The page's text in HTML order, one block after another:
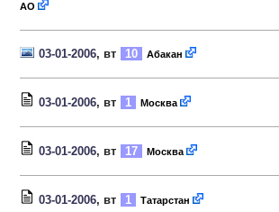
АО
03-01-2006, вт 10 Абакан
03-01-2006, вт 1 Москва
03-01-2006, вт 17 Москва
03-01-2006, вт 1 Татарстан